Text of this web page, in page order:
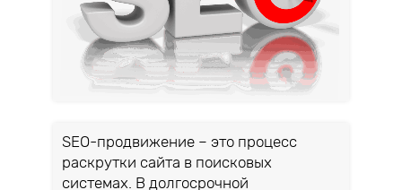
SEO-продвижение – это процесс
раскрутки сайта в поисковых
системах. В долгосрочной